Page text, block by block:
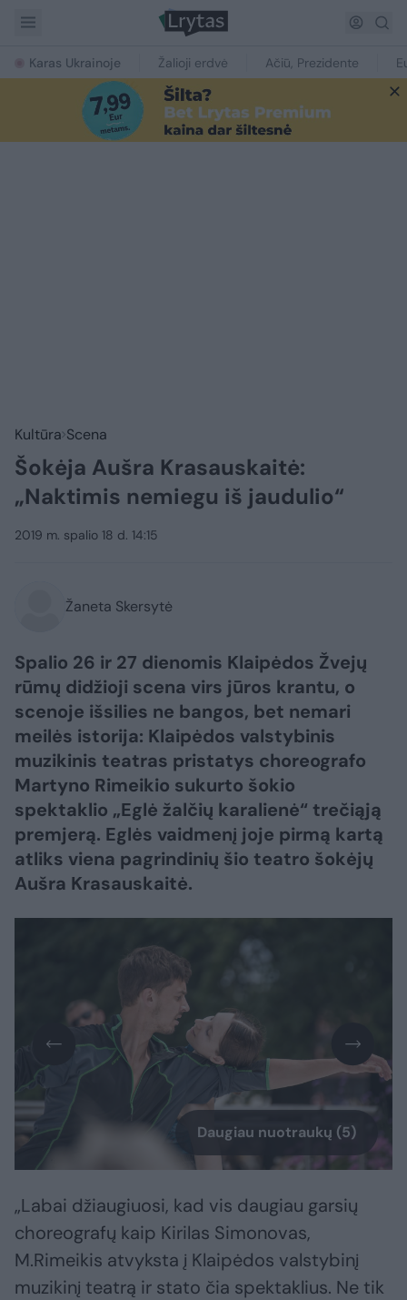
Karas Ukrainoje Žalioji erdvė Ačiū, Prezidente
Kultūra Scena
Šokėja Aušra Krasauskaitė:
„Naktimis nemiegu iš jaudulio“
2019 m. spalio 18 d. 14:15
Žaneta Skersytė
Spalio 26 ir 27 dienomis Klaipėdos Žvejų
rūmų didžioji scena virs jūros krantu, o
scenoje išsilies ne bangos, bet nemari
meilės istorija: Klaipėdos valstybinis
muzikinis teatras pristatys choreografo
Martyno Rimeikio sukurto šokio
spektaklio „Eglė žalčių karalienė“ trečiąją
premjerą. Eglės vaidmenį joje pirmą kartą
atliks viena pagrindinių šio teatro šokėjų
Aušra Krasauskaitė.
Daugiau nuotraukų (5)
„Labai džiaugiuosi, kad vis daugiau garsių
choreografų kaip Kirilas Simonovas,
M.Rimeikis atvyksta į Klaipėdos valstybinį
muzikinį teatrą ir stato čia spektaklius. Ne tik